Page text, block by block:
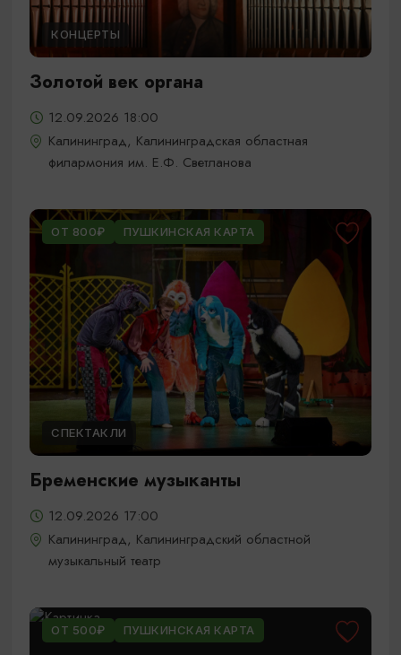
КОНЦЕРТЫ
Золотой век органа
12.09.2026 18:00
Калининград, Калининградская областная
филармония им. Е.Ф. Светланова
ОТ 800₽ ПУШКИНСКАЯ КАРТА
СПЕКТАКЛИ
Бременские музыканты
12.09.2026 17:00
Калининград, Калининградский областной
музыкальный театр
ОТ 500₽ ПУШКИНСКАЯ КАРТА